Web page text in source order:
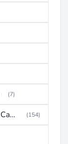
(7)
Caja Registradora (Electronic Cash Register) (154)